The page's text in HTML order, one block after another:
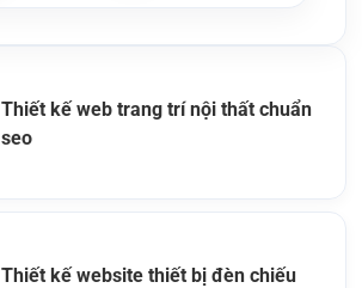
Thiết kế web trang trí nội thất chuẩn
seo
Thiết kế website thiết bị đèn chiếu